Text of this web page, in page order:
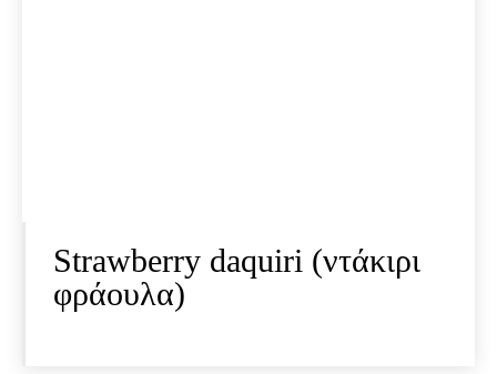
Strawberry daquiri (ντάκιρι
φράουλα)